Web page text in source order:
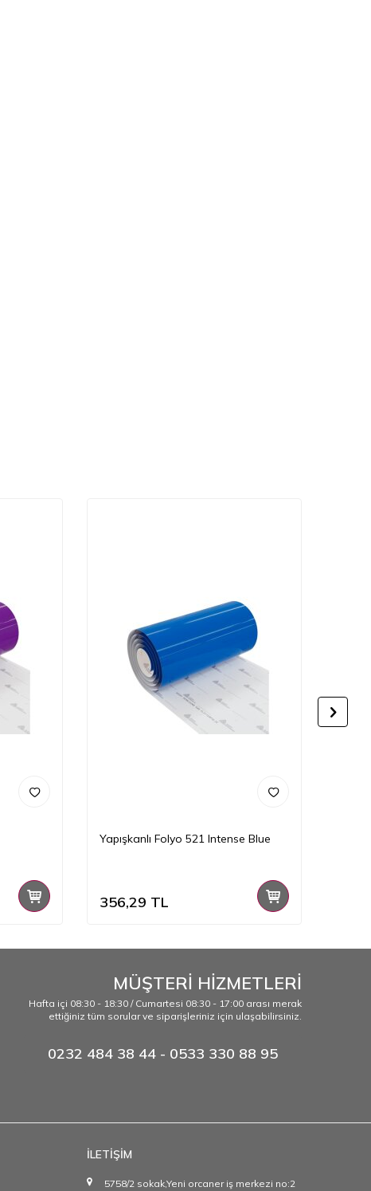
Yapışkanlı Folyo 521 Intense Blue
356,29 TL
MÜŞTERİ HİZMETLERİ
Hafta içi 08:30 - 18:30 / Cumartesi 08:30 - 17:00 arası merak
ettiğiniz tüm sorular ve siparişleriniz için ulaşabilirsiniz.
0232 484 38 44 - 0533 330 88 95
İLETİŞİM
5758/2 sokak,Yeni orcaner iş merkezi no:2